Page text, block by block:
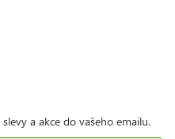
a akce do vašeho emailu.